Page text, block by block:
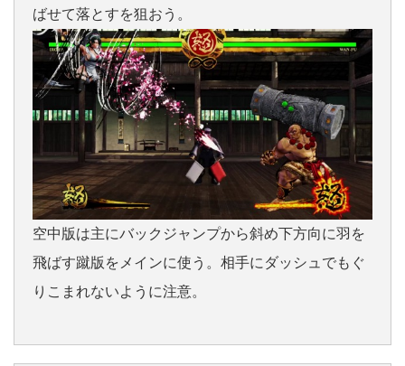
ばせて落とすを狙おう。
空中版は主にバックジャンプから斜め下方向に羽を
飛ばす蹴版をメインに使う。相手にダッシュでもぐ
りこまれないように注意。